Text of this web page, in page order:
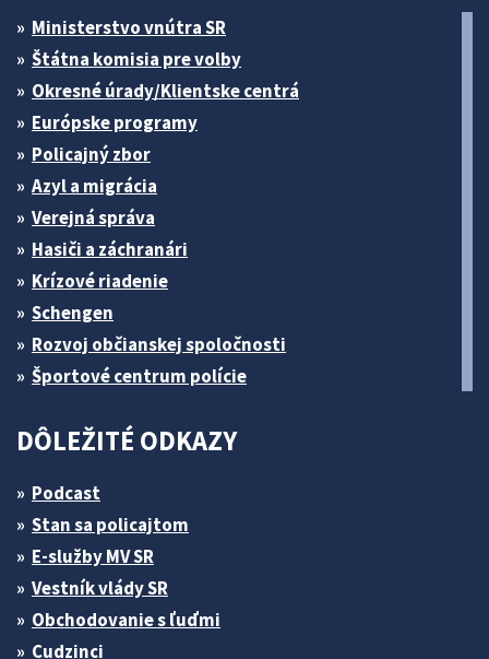
Ministerstvo vnútra SR
Štátna komisia pre volby
Okresné úrady/Klientske centrá
Európske programy
Policajný zbor
Azyl a migrácia
Verejná správa
Hasiči a záchranári
Krízové riadenie
Schengen
Rozvoj občianskej spoločnosti
Športové centrum polície
DÔLEŽITÉ ODKAZY
Podcast
Stan sa policajtom
E-služby MV SR
Vestník vlády SR
Obchodovanie s ľuďmi
Cudzinci